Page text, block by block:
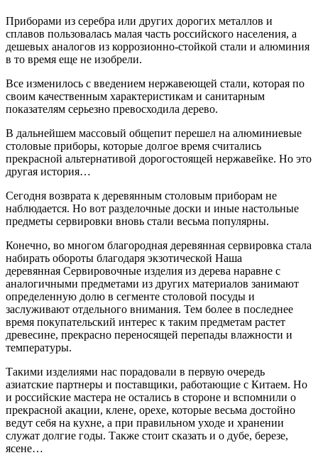
Приборами из серебра или других дорогих металлов и
сплавов пользовалась малая часть российского населения, а
дешевых аналогов из коррозионно-стойкой стали и алюминия
в то время еще не изобрели.
Все изменилось с введением нержавеющей стали, которая по
своим качественным характеристикам и санитарным
показателям серьезно превосходила дерево.
В дальнейшем массовый общепит перешел на алюминиевые
столовые приборы, которые долгое время считались
прекрасной альтернативой дорогостоящей нержавейке. Но это
другая история…
Сегодня возврата к деревянным столовым приборам не
наблюдается. Но вот разделочные доски и иные настольные
предметы сервировки вновь стали весьма популярны.
Конечно, во многом благородная деревянная сервировка стала
набирать обороты благодаря экзотической Наша
деревянная Сервировочные изделия из дерева наравне с
аналогичными предметами из других материалов занимают
определенную долю в сегменте столовой посуды и
заслуживают отдельного внимания. Тем более в последнее
время покупательский интерес к таким предметам растет
древесине, прекрасно переносящей перепады влажности и
температуры.
Такими изделиями нас порадовали в первую очередь
азиатские партнеры и поставщики, работающие с Китаем. Но
и российские мастера не остались в стороне и вспомнили о
прекрасной акации, клене, орехе, которые весьма достойно
ведут себя на кухне, а при правильном уходе и хранении
служат долгие годы. Также стоит сказать и о дубе, березе,
ясене…